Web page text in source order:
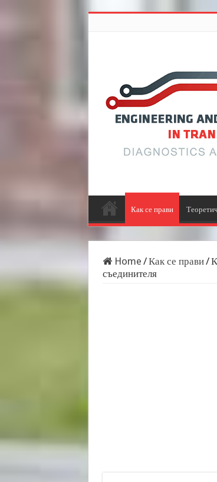
Как се прави
Home /Как се прави/
съединителя